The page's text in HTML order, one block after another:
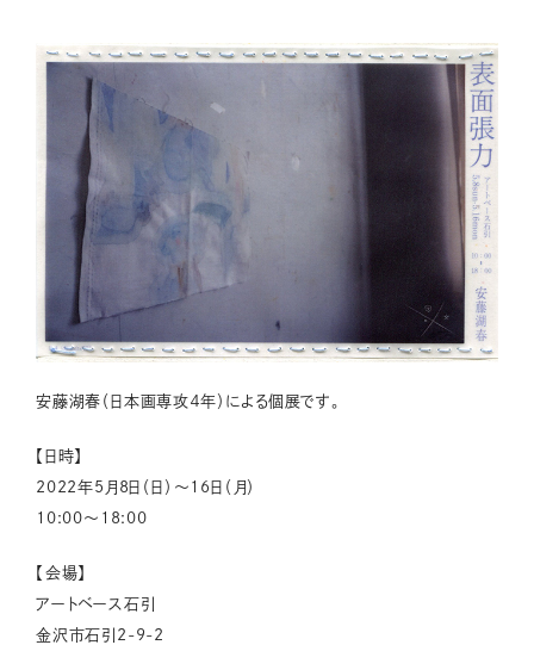
安藤湖春（日本画専攻４年）による個展です。
【日時】
2022年5月8日（日）～16日（月）
10:00～18:00
【会場】
アートベース石引
金沢市石引2-9-2